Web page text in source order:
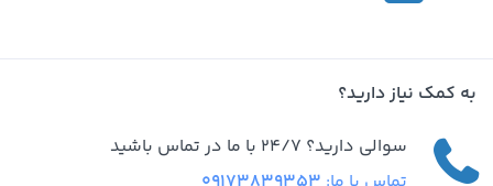
به کمک نیاز دارید؟
سوالی دارید؟ 24/7 با ما در تماس باشید